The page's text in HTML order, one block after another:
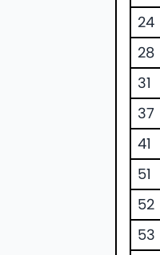
24
28
31
37
41
51
52
53